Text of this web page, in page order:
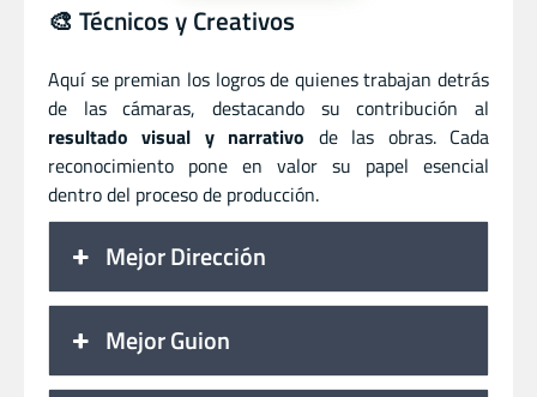
🎨 Técnicos y Creativos
Aquí se premian los logros de quienes trabajan detrás
de las cámaras, destacando su contribución al
resultado visual y narrativo de las obras. Cada
reconocimiento pone en valor su papel esencial
dentro del proceso de producción.
Mejor Dirección
Mejor Guion